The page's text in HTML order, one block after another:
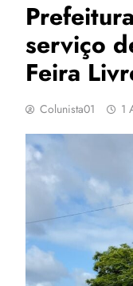
serviço
Feira
Colunista01 1